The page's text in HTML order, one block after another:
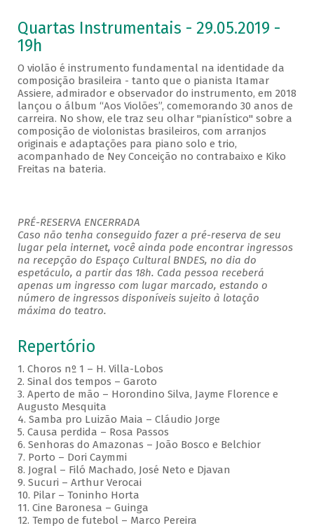
Quartas Instrumentais - 29.05.2019 -
19h
O violão é instrumento fundamental na identidade da
composição brasileira - tanto que o pianista Itamar
Assiere, admirador e observador do instrumento, em 2018
lançou o álbum “Aos Violões”, comemorando 30 anos de
carreira. No show, ele traz seu olhar "pianístico" sobre a
composição de violonistas brasileiros, com arranjos
originais e adaptações para piano solo e trio,
acompanhado de Ney Conceição no contrabaixo e Kiko
Freitas na bateria.
PRÉ-RESERVA ENCERRADA
Caso não tenha conseguido fazer a pré-reserva de seu
lugar pela internet, você ainda pode encontrar ingressos
na recepção do Espaço Cultural BNDES, no dia do
espetáculo, a partir das 18h. Cada pessoa receberá
apenas um ingresso com lugar marcado, estando o
número de ingressos disponíveis sujeito à lotação
máxima do teatro.
Repertório
1. Choros nº 1 – H. Villa-Lobos
2. Sinal dos tempos – Garoto
3. Aperto de mão – Horondino Silva, Jayme Florence e
Augusto Mesquita
4. Samba pro Luizão Maia – Cláudio Jorge
5. Causa perdida – Rosa Passos
6. Senhoras do Amazonas – João Bosco e Belchior
7. Porto – Dori Caymmi
8. Jogral – Filó Machado, José Neto e Djavan
9. Sucuri – Arthur Verocai
10. Pilar – Toninho Horta
11. Cine Baronesa – Guinga
12. Tempo de futebol – Marco Pereira